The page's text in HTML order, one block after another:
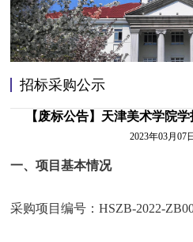
招标采购公示
【废标公告】天津美术学院
2023年03月07
一、项目基本情况
采购项目编号：HSZB-2022-